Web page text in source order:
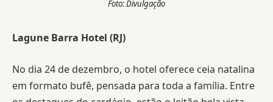
Foto: Divulgação
Lagune Barra Hotel (RJ)
No dia 24 de dezembro, o hotel oferece ceia natalina
em formato bufê, pensada para toda a família. Entre